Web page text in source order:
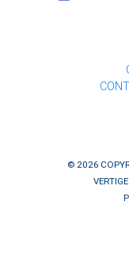
© 2026
VERTIGE